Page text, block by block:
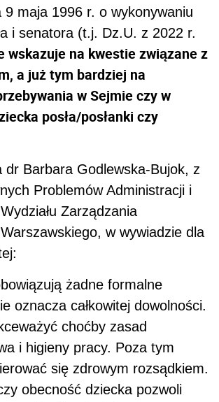
9 maja 1996 r. o wykonywaniu
i senatora (t.j. Dz.U. z 2022 r.
wskazuje na kwestie związane z
a już tym bardziej na
w Sejmie czy w
posła/posłanki czy
dr Barbara Godlewska-Bujok, z
Problemów Administracji i
Zarządzania
w wywiadzie dla
żadne formalne
oznacza całkowitej dowolności.
choćby zasad
i higieny pracy. Poza tym
się zdrowym rozsądkiem.
obecność dziecka pozwoli